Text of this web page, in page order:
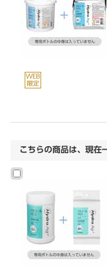
こちらの商品は、現在